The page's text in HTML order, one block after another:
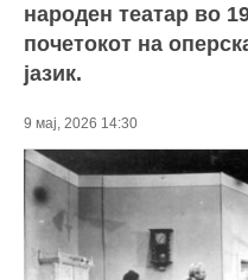
народен театар во
почетокот на
јазик.
9 мај, 2026 14:30